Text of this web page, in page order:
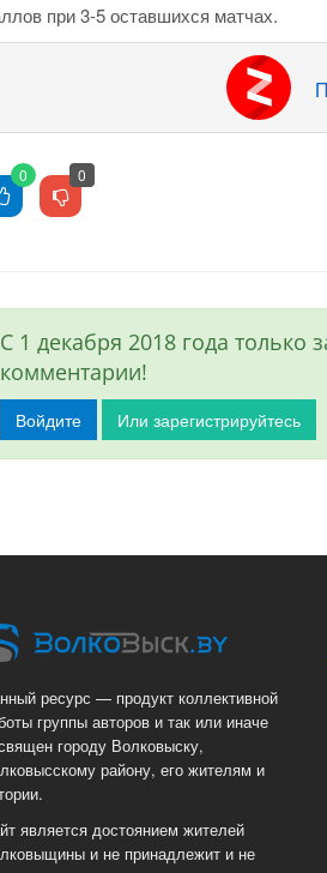
при 3-5 оставшихся матчах.
0 0
С 1 декабря 2018 года только
комментарии!
Войдите Или зарегистрируйтесь
ресурс — продукт коллективной
группы авторов и так или иначе
городу Волковыску,
району, его жителям и
является достоянием жителей
и не принадлежит и не